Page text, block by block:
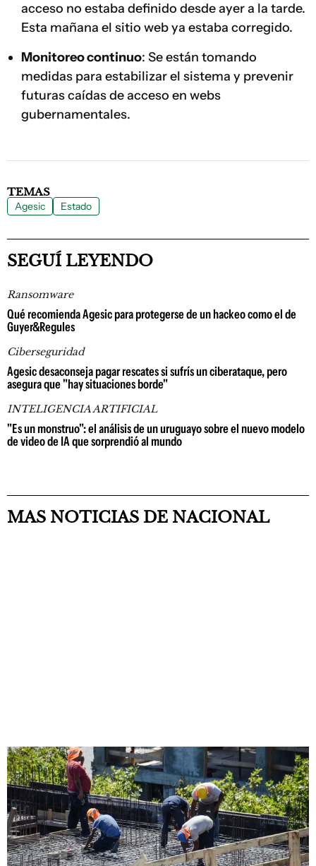
acceso no estaba definido desde ayer a la tarde.
Esta mañana el sitio web ya estaba corregido.
Monitoreo continuo: Se están tomando
medidas para estabilizar el sistema y prevenir
futuras caídas de acceso en webs
gubernamentales.
TEMAS
Agesic Estado
SEGUÍ LEYENDO
Ransomware
Qué recomienda Agesic para protegerse de un hackeo como el de
Guyer&Regules
Ciberseguridad
Agesic desaconseja pagar rescates si sufrís un ciberataque, pero
asegura que "hay situaciones borde"
INTELIGENCIA ARTIFICIAL
"Es un monstruo": el análisis de un uruguayo sobre el nuevo modelo
de video de IA que sorprendió al mundo
MAS NOTICIAS DE NACIONAL